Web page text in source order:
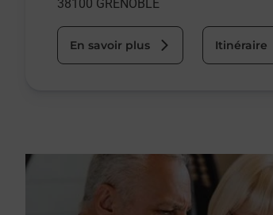
38100 GRENOBLE
En savoir plus Itinéraire